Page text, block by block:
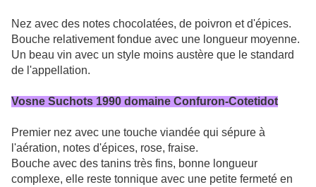
Nez avec des notes chocolatées, de poivron et d'épices.
Bouche relativement fondue avec une longueur moyenne.
Un beau vin avec un style moins austère que le standard
de l'appellation.
Vosne Suchots 1990 domaine Confuron-Cotetidot
Premier nez avec une touche viandée qui sépure à
l'aération, notes d'épices, rose, fraise.
Bouche avec des tanins très fins, bonne longueur
complexe, elle reste tonnique avec une petite fermeté en